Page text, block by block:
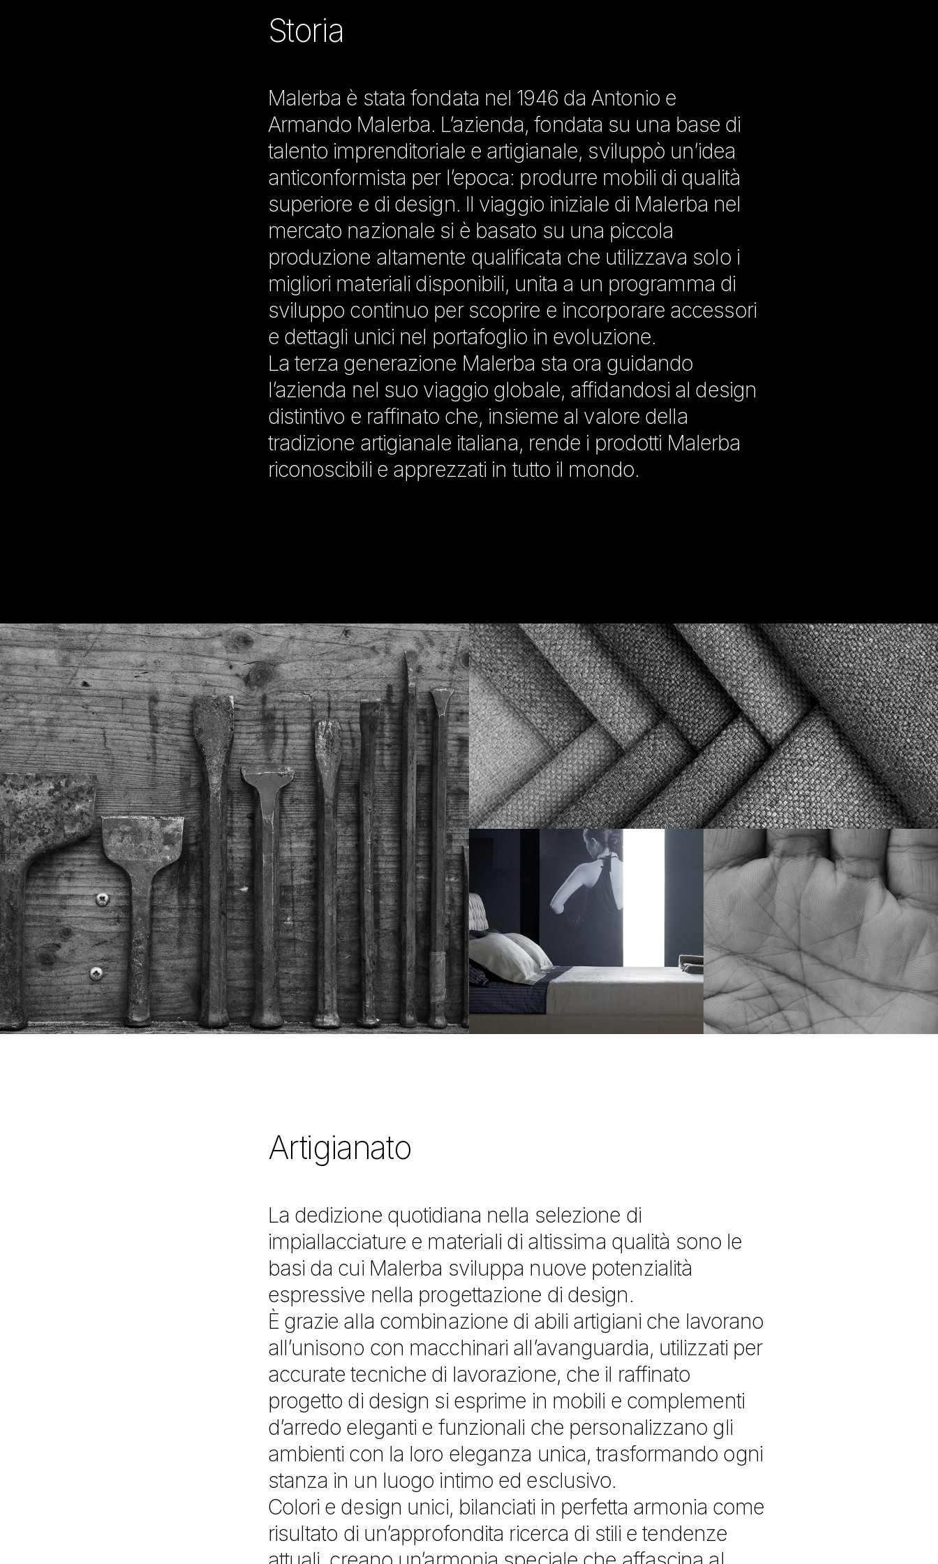
Storia
Malerba è stata fondata nel 1946 da Antonio e
Armando Malerba. L’azienda, fondata su una base di
talento imprenditoriale e artigianale, sviluppò un’idea
anticonformista per l’epoca: produrre mobili di qualità
superiore e di design. Il viaggio iniziale di Malerba nel
mercato nazionale si è basato su una piccola
produzione altamente qualificata che utilizzava solo i
migliori materiali disponibili, unita a un programma di
sviluppo continuo per scoprire e incorporare accessori
e dettagli unici nel portafoglio in evoluzione.
La terza generazione Malerba sta ora guidando
l’azienda nel suo viaggio globale, affidandosi al design
distintivo e raffinato che, insieme al valore della
tradizione artigianale italiana, rende i prodotti Malerba
riconoscibili e apprezzati in tutto il mondo.
Artigianato
La dedizione quotidiana nella selezione di
impiallacciature e materiali di altissima qualità sono le
basi da cui Malerba sviluppa nuove potenzialità
espressive nella progettazione di design.
È grazie alla combinazione di abili artigiani che lavorano
all’unisono con macchinari all’avanguardia, utilizzati per
accurate tecniche di lavorazione, che il raffinato
progetto di design si esprime in mobili e complementi
d’arredo eleganti e funzionali che personalizzano gli
ambienti con la loro eleganza unica, trasformando ogni
stanza in un luogo intimo ed esclusivo.
Colori e design unici, bilanciati in perfetta armonia come
risultato di un’approfondita ricerca di stili e tendenze